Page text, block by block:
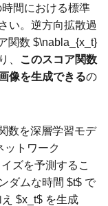
間における標準
い。逆方向拡散過
関数 $\nabla_{x_t}
、
このスコア関数
像を生成できるの
数を深層学習モデ
ットワーク
ズを予測するこ
ダムな時間 $t$ で
$x_t$ を生成